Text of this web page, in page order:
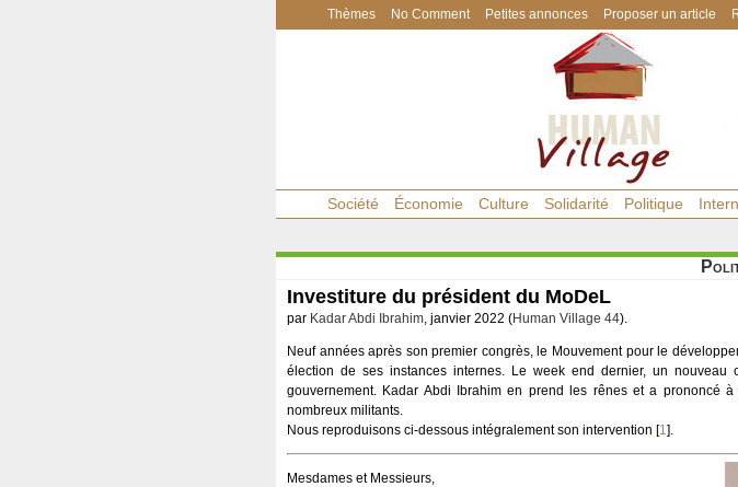
Thèmes No Comment Petites annonces Proposer un article
Société Économie Culture Solidarité Politique
Investiture du président du MoDeL
par Kadar Abdi Ibrahim, janvier 2022 (Human Village 44).
Neuf années après son premier congrès, le Mouvement pour le
élection de ses instances internes. Le week end dernier, un
gouvernement. Kadar Abdi Ibrahim en prend les rênes et a prononcé
nombreux militants.
Nous reproduisons ci-dessous intégralement son intervention [1].
Mesdames et Messieurs,